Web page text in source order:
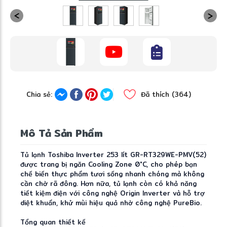
Chia sẻ: Đã thích (364)
Mô Tả Sản Phẩm
Tủ lạnh Toshiba Inverter 253 lít GR-RT329WE-PMV(52)
được trang bị ngăn Cooling Zone 0°C, cho phép bạn
chế biến thực phẩm tươi sống nhanh chóng mà không
cần chờ rã đông. Hơn nữa, tủ lạnh còn có khả năng
tiết kiệm điện với công nghệ Origin Inverter và hỗ trợ
diệt khuẩn, khử mùi hiệu quả nhờ công nghệ PureBio.
Tổng quan thiết kế